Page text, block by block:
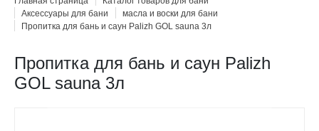
Аксессуары для бани
масла и воски для бани
Пропитка для бань и саун Palizh GOL sauna 3л
Пропитка для бань и саун Palizh
GOL sauna 3л